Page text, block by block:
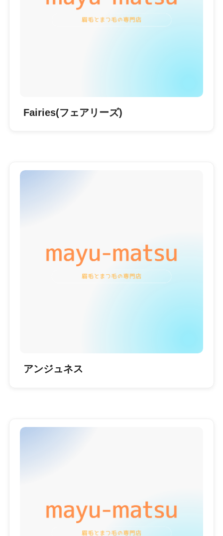
Fairies(フェアリーズ)
アンジュネス